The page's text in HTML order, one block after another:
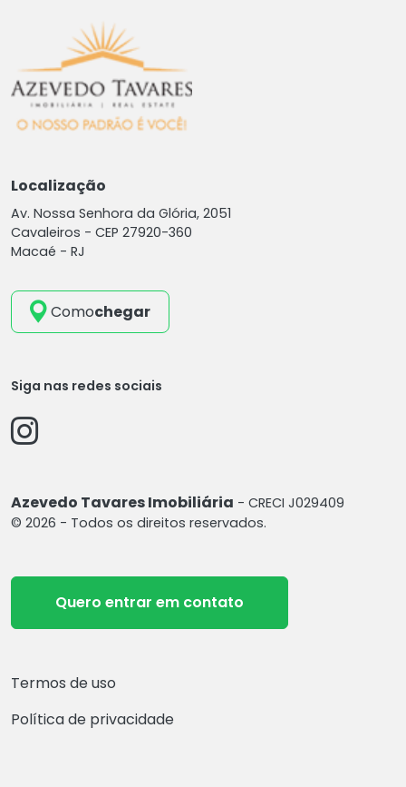
Localização
Av. Nossa Senhora da Glória, 2051
Cavaleiros - CEP 27920-360
Macaé - RJ
Comochegar
Siga nas redes sociais
Azevedo Tavares Imobiliária - CRECI J029409
© 2026 - Todos os direitos reservados.
Quero entrar em contato
Termos de uso
Política de privacidade